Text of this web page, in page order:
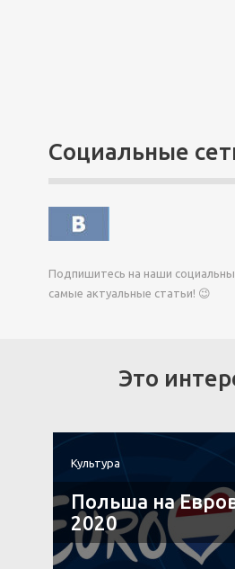
Социальные
Подпишитесь на наши
самые актуальные статьи! 😉
Это
Культура
Польша на
2020